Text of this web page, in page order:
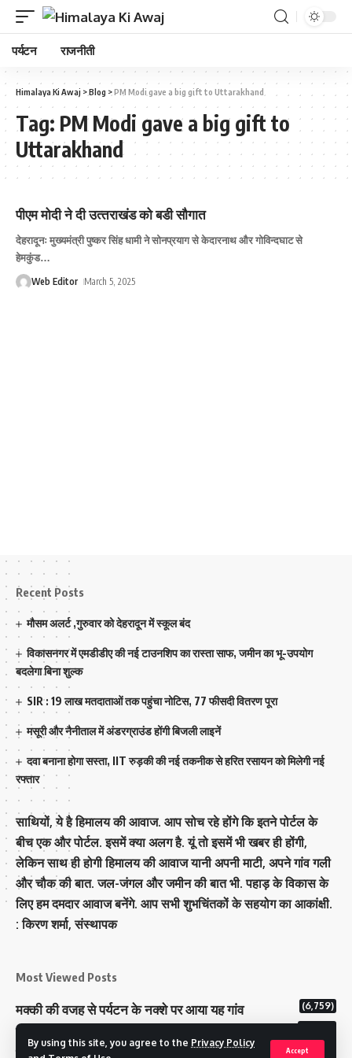
By using this site, you agree to the Privacy Policy
Accept
पर्यटन राजनीती
Himalaya Ki Awaj >Blog >PM Modi gave a big gift to Uttarakhand
Tag: PM Modi gave a big gift to
Uttarakhand
पीएम मोदी ने दी उत्‍तराखंड को बडी सौगात
देहरादूनः मुख्यमंत्री पुष्कर सिंह धामी ने सोनप्रयाग से केदारनाथ और गोविन्दघाट से
हेमकुंड…
Web Editor March 5, 2025
Recent Posts
मौसम अलर्ट ,गुरुवार को देहरादून में स्कूल बंद
विकासनगर में एमडीडीए की नई टाउनशिप का रास्ता साफ, जमीन का भू-उपयोग
बदलेगा बिना शुल्क
SIR : 19 लाख मतदाताओं तक पहुंचा नोटिस, 77 फीसदी वितरण पूरा
मसूरी और नैनीताल में अंडरग्राउंड होंगी बिजली लाइनें
दवा बनाना होगा सस्ता, IIT रुड़की की नई तकनीक से हरित रसायन को मिलेगी नई
रफ्तार
साथियों, ये है हिमालय की आवाज. आप सोच रहे होंगे कि इतने पोर्टल के
बीच एक और पोर्टल. इसमें क्या अलग है. यूं तो इसमें भी खबर ही होंगी,
लेकिन साथ ही होगी हिमालय की आवाज यानी अपनी माटी, अपने गांव गली
और चौक की बात. जल-जंगल और जमीन की बात भी. पहाड़ के विकास के
लिए हम दमदार आवाज बनेंगे. आप सभी शुभचिंतकों के सहयोग का आकांक्षी.
: किरण शर्मा, संस्‍थापक
Most Viewed Posts
मक्‍की की वजह से पर्यटन के नक्‍शे पर आया यह गांव (6,759)
राज्य में 12 पी माइनस थ्री पोलिंग स्टेशन बनाए गए
टिहरी राजपरिवार के पास 200 करोड से अधिक की संपत्ति (5,105)